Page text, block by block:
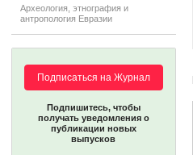
Археология, этнография и
антропология Евразии
Подписаться на Журнал
Подпишитесь, чтобы
получать уведомления о
публикации новых
выпусков